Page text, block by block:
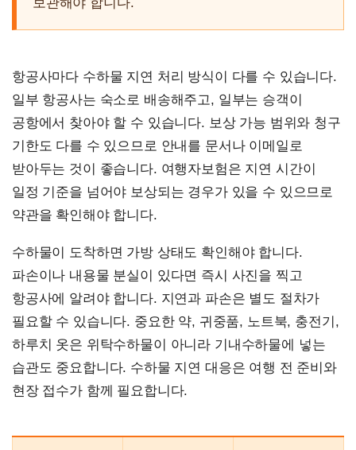
항공사마다 수하물 지연 처리 방식이 다를 수 있습니다.
일부 항공사는 숙소로 배송해주고, 일부는 승객이
공항에서 찾아야 할 수 있습니다. 보상 가능 범위와 청구
기한도 다를 수 있으므로 안내를 문서나 이메일로
받아두는 것이 좋습니다. 여행자보험은 지연 시간이
일정 기준을 넘어야 보상되는 경우가 있을 수 있으므로
약관을 확인해야 합니다.
수하물이 도착하면 가방 상태도 확인해야 합니다.
파손이나 내용물 분실이 있다면 즉시 사진을 찍고
항공사에 알려야 합니다. 지연과 파손은 별도 절차가
필요할 수 있습니다. 중요한 약, 귀중품, 노트북, 충전기,
하루치 옷은 위탁수하물이 아니라 기내수하물에 넣는
습관도 중요합니다. 수하물 지연 대응은 여행 전 준비와
현장 접수가 함께 필요합니다.